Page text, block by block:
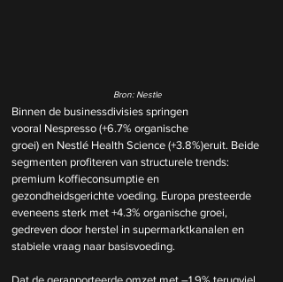
Bron: Nestle
Binnen de businessdivisies springen
vooral Nespresso (+6.7% organische
groei) en Nestlé Health Science (+3.8%)eruit. Beide
segmenten profiteren van structurele trends:
premium koffieconsumptie en
gezondheidsgerichte voeding. Europa presteerde
eveneens sterk met +4.3% organische groei,
gedreven door herstel in supermarktkanalen en
stabiele vraag naar basisvoeding.